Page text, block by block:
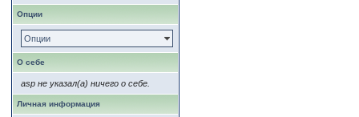
Опции
Опции
О себе
asp не указал(а) ничего о себе.
Личная информация